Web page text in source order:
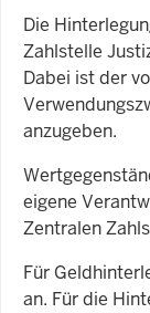
Die
Zahlstelle
Dabei ist der
anzugeben.
eigene
Zentralen
Für
an. Für die